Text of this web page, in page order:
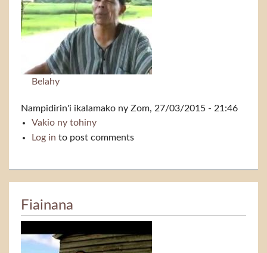
Belahy
Nampidirin'i ikalamako ny Zom, 27/03/2015 - 21:46
Vakio ny tohinyPolitika
Log in to post comments
Fiainana